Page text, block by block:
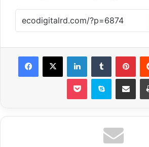
Facebook
X LinkedInTumblr
Pocket Skype Compartir